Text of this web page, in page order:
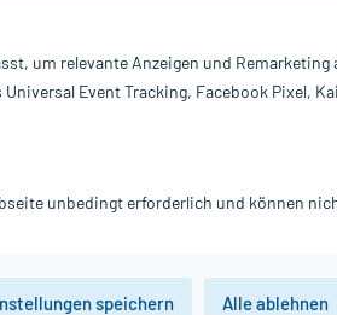
inkl. MwSt. zzgl. Versandkosten
Packungseinheit
PZN:
Hersteller:
um relevante Anzeigen und Remarketing
Event Tracking, Facebook Pixel,
unbedingt erforderlich und können
speichern Alle ablehnen